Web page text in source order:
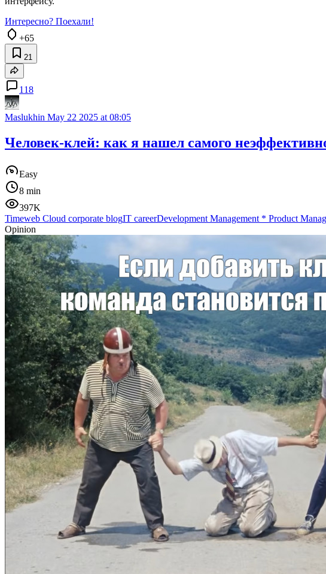
Интересно? Поехали!
+65
21
118
Maslukhin May 22 2025 at 08:05
Человек-клей: как я нашел самого
Easy
8 min
397K
Timeweb Cloud corporate blogIT careerDevelopment Management * Product
Opinion